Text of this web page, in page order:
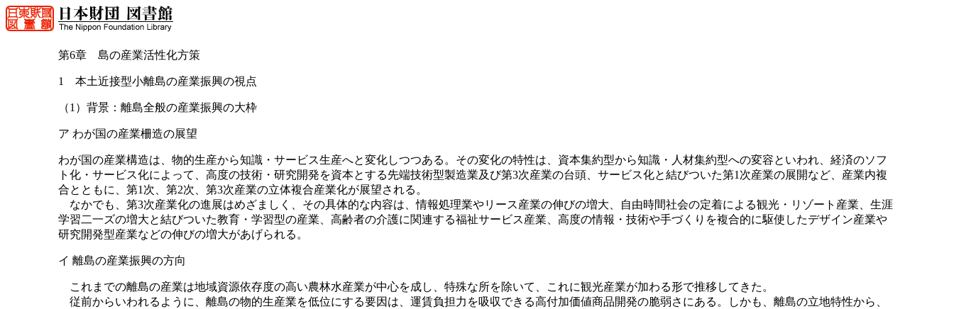
第6章 島の産業活性化方策
1 本土近接型小離島の産業振興の視点
（1）背景：離島全般の産業振興の大枠
ア わが国の産業柵造の展望
わが国の産業構造は、物的生産から知識・サービス生産へと変化しつつある。その変化の特性は、資本集約型から知識・人材集約型への変容といわれ、経済のソフ
ト化・サービス化によって、高度の技術・研究開発を資本とする先端技術型製造業及び第3次産業の台頭、サービス化と結びついた第1次産業の展開など、産業内複
合とともに、第1次、第2次、第3次産業の立体複合産業化が展望される。
なかでも、第3次産業化の進展はめざましく、その具体的な内容は、情報処理業やリース産業の伸びの増大、自由時間社会の定着による観光・リゾート産業、生涯
学習二一ズの増大と結びついた教育・学習型の産業、高齢者の介護に関連する福祉サービス産業、高度の情報・技術や手づくりを複合的に駆使したデザイン産業や
研究開発型産業などの伸びの増大があげられる。
イ 離島の産業振興の方向
これまでの離島の産業は地域資源依存度の高い農林水産業が中心を成し、特殊な所を除いて、これに観光産業が加わる形で推移してきた。
従前からいわれるように、離島の物的生産業を低位にする要因は、運賃負担力を吸収できる高付加価値商品開発の脆弱さにある。しかも、離島の立地特性から、